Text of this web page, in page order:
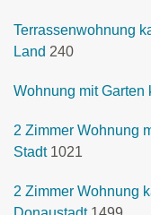
Terrassenwohnung
Land 240
Wohnung mit Garten
2 Zimmer Wohnung
Stadt 1021
2 Zimmer Wohnung